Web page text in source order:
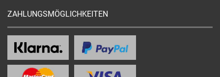
ZAHLUNGSMÖGLICHKEITEN